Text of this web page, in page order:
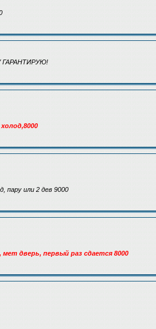
пару или 2 дев 9000
дверь, первый раз сдается 8000